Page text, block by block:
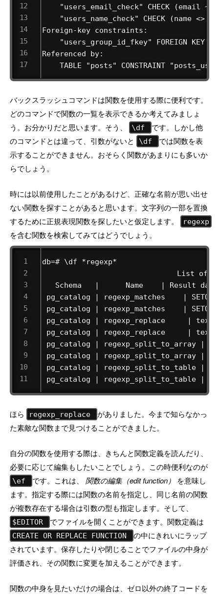
"users_email_check" CHECK (email ~
"users_name_check" CHECK (name <>
Foreign-key constraints:
"users_group_id_fkey" FOREIGN KEY
Referenced by:
TABLE "posts" CONSTRAINT
バックスラッシュコマンドは関数を使用する際に便利です。
どのコマンドで関数の一覧を表示できるか考えてみましょ
う。お分かりだと思います。そう、
\df
です。しかし他
のコマンドとは違って、引数がないと
\df
では関数を表
示することができません。おそらく関数があまりにも多いか
らでしょう。
時には以前使用したことがあるけど、正確な名前が思い出せ
ない関数を探すことがあると思います。文字列の一部を置換
するために正規表現関数を探したいと仮定します。
regexp
を含む関数を検索してみてはどうでしょう。
db=# \df *regexp*
　 List of
Schema   |      Name    | Result
pg_catalog | regexp_matches    |
pg_catalog | regexp_matches    |
pg_catalog | regexp_replace
pg_catalog | regexp_replace     |
pg_catalog |
pg_catalog |
pg_catalog |
pg_catalog | regexp_split_to_table
ほら regexp_replace
がありました。今まで知らなかっ
た素敵な関数まで見つけることができました。
自分の関数を使用する際は、きちんと関数定義を読んだり、
必要に応じて編集もしたいことでしょう。この時便利なのが
\ef です。これは、 関数の編集（edit function）
を意味し
ます。指定する際には関数の名前を指定し、同じ名前の関数
が複数存在する場合は引数の型も指定します。そして、
$EDITOR でファイルを開くことができます。関数定義は
CREATE OR REPLACE FUNCTION
の中にきれいにラップ
されています。保存したりや閉じることでファイルの中身が
評価され、その関数に変更を加えることができます。
関数の中身を見たいだけの場合は、ゼロ以外の終了コードを